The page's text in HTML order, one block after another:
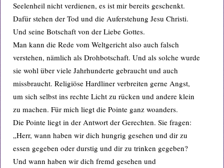
Seelenheil nicht verdienen, es ist mir bereits geschenkt.
Dafür stehen der Tod und die Auferstehung Jesu Christi.
Und seine Botschaft von der Liebe Gottes.
Man kann die Rede vom Weltgericht also auch falsch
verstehen, nämlich als Drohbotschaft. Und als solche wurde
sie wohl über viele Jahrhunderte gebraucht und auch
missbraucht. Religiöse Hardliner verbreiten gerne Angst,
um sich selbst ins rechte Licht zu rücken und andere klein
zu machen. Für mich liegt die Pointe ganz woanders.
Die Pointe liegt in der Antwort der Gerechten. Sie fragen:
„Herr, wann haben wir dich hungrig gesehen und dir zu
essen gegeben oder durstig und dir zu trinken gegeben?
Und wann haben wir dich fremd gesehen und